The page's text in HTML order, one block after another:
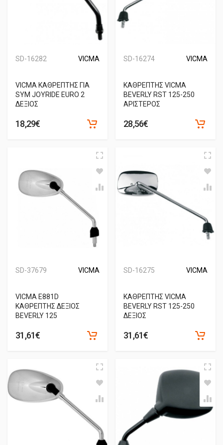
SD-16282 VICMA
VICMA ΚΑΘΡΕΠΤΗΣ ΓΙΑ
SYM JOYRIDE EURO 2
ΔΕΞΙΟΣ
18,29€
SD-16274 VICMA
ΚΑΘΡΕΠΤΗΣ VICMA
BEVERLY RST 125-250
ΑΡΙΣΤΕΡΟΣ
28,56€
SD-37679 VICMA
VICMA E881D
ΚΑΘΡΕΠΤΗΣ ΔΕΞΙΟΣ
BEVERLY 125
31,61€
SD-16275 VICMA
ΚΑΘΡΕΠΤΗΣ VICMA
BEVERLY RST 125-250
ΔΕΞΙΟΣ
31,61€